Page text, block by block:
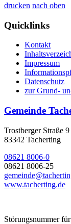
drucken nach oben
Quicklinks
Kontakt
Impressum
Datenschutz
zur Grund-
Gemeinde
Trostberger Straße 9
83342 Tacherting
08621 8006-0
08621 8006-25
www.tacherting.de
Störungsnummer